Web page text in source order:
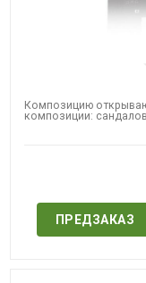
Композицию
композиции:
ПРЕДЗАКАЗ